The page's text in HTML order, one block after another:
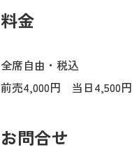
料金
全席自由・税込
前売4,000円 当日4,500円
お問合せ